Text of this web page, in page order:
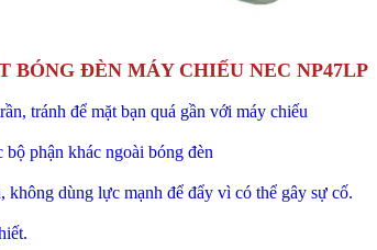
BÓNG ĐÈN MÁY CHIẾU NEC NP47LP
tránh để mặt bạn quá gần với máy chiếu
phận khác ngoài bóng đèn
không dùng lực mạnh để đẩy vì có thể gây sự cố.